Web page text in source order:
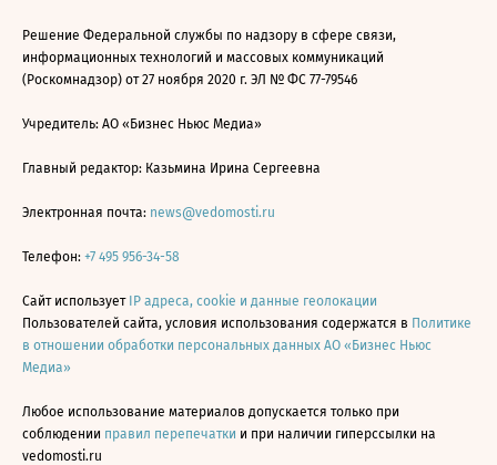
Решение Федеральной службы по надзору в сфере связи,
информационных технологий и массовых коммуникаций
(Роскомнадзор) от 27 ноября 2020 г. ЭЛ № ФС 77-79546
Учредитель: АО «Бизнес Ньюс Медиа»
Главный редактор: Казьмина Ирина Сергеевна
Электронная почта: news@vedomosti.ru
Телефон: +7 495 956-34-58
Сайт использует IP адреса, cookie и данные геолокации
Пользователей сайта, условия использования содержатся в Политике
в отношении обработки персональных данных АО «Бизнес Ньюс
Медиа»
Любое использование материалов допускается только при
соблюдении правил перепечатки и при наличии гиперссылки на
vedomosti.ru